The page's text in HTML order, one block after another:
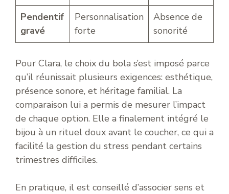
Pendentif
gravé
Personnalisation
forte
Absence de
sonorité
Pour Clara, le choix du bola s’est imposé parce
qu’il réunissait plusieurs exigences: esthétique,
présence sonore, et héritage familial. La
comparaison lui a permis de mesurer l’impact
de chaque option. Elle a finalement intégré le
bijou à un rituel doux avant le coucher, ce qui a
facilité la gestion du stress pendant certains
trimestres difficiles.
En pratique, il est conseillé d’associer sens et